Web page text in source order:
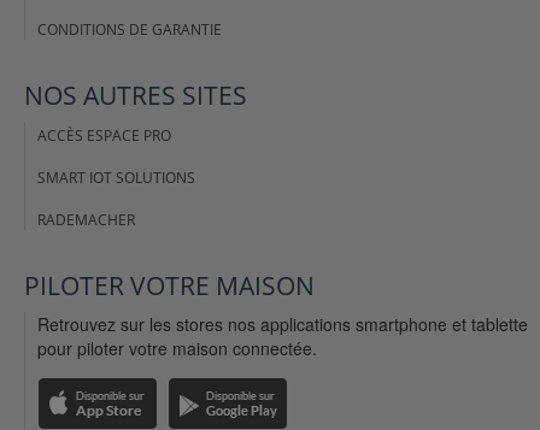
CONDITIONS DE GARANTIE
NOS AUTRES SITES
ACCÈS ESPACE PRO
SMART IOT SOLUTIONS
RADEMACHER
PILOTER VOTRE MAISON
Retrouvez sur les stores nos applications smartphone et tablette
pour piloter votre maison connectée.